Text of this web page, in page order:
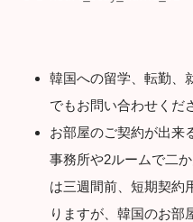
韓国への留学、転勤、
でもお問い合わせくだ
お部屋のご契約が出来
事務所や2ルームで二
は三週間前、短期契約
りますが、韓国のお部